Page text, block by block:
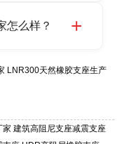
工厂现货充足，
地址：衡水高新
怎么样？
生产经验，国标
深化、供货、安
区北方工业基地
LNR300天然橡胶支座生产
建筑高阻尼支座减震支座